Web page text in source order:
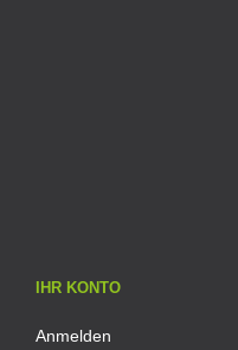
IHR KONTO
Anmelden